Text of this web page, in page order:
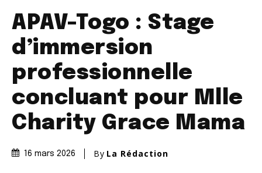
APAV-Togo : Stage
d’immersion
professionnelle
concluant pour Mlle
Charity Grace Mama
16 mars 2026 By La Rédaction